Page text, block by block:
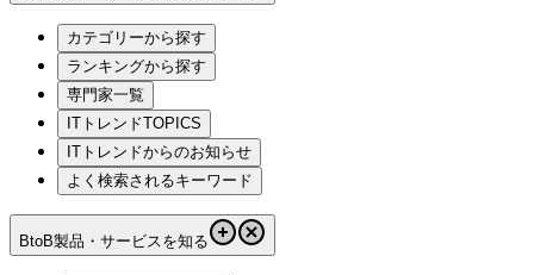
カテゴリーから探す
ランキングから探す
専門家一覧
ITトレンドTOPICS
ITトレンドからのお知らせ
よく検索されるキーワード
BtoB製品・サービスを知る